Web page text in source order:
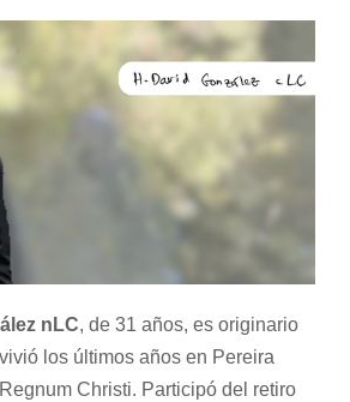
nLC, de 31 años, es originario
los últimos años en Pereira
Christi. Participó del retiro